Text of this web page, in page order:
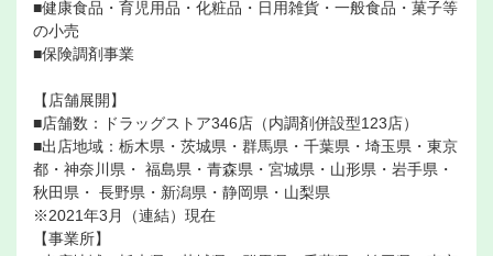
■健康食品・育児用品・化粧品・日用雑貨・一般食品・菓子等
の小売
■保険調剤事業
【店舗展開】
■店舗数：ドラッグストア346店（内調剤併設型123店）
■出店地域：栃木県・茨城県・群馬県・千葉県・埼玉県・東京
都・神奈川県・ 福島県・青森県・宮城県・山形県・岩手県・
秋田県・ 長野県・新潟県・静岡県・山梨県
※2021年3月（連結）現在
【事業所】